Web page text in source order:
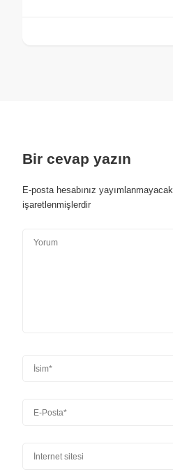
Bir cevap yazın
E-posta hesabınız yayımlanmayacak.
işaretlenmişlerdir